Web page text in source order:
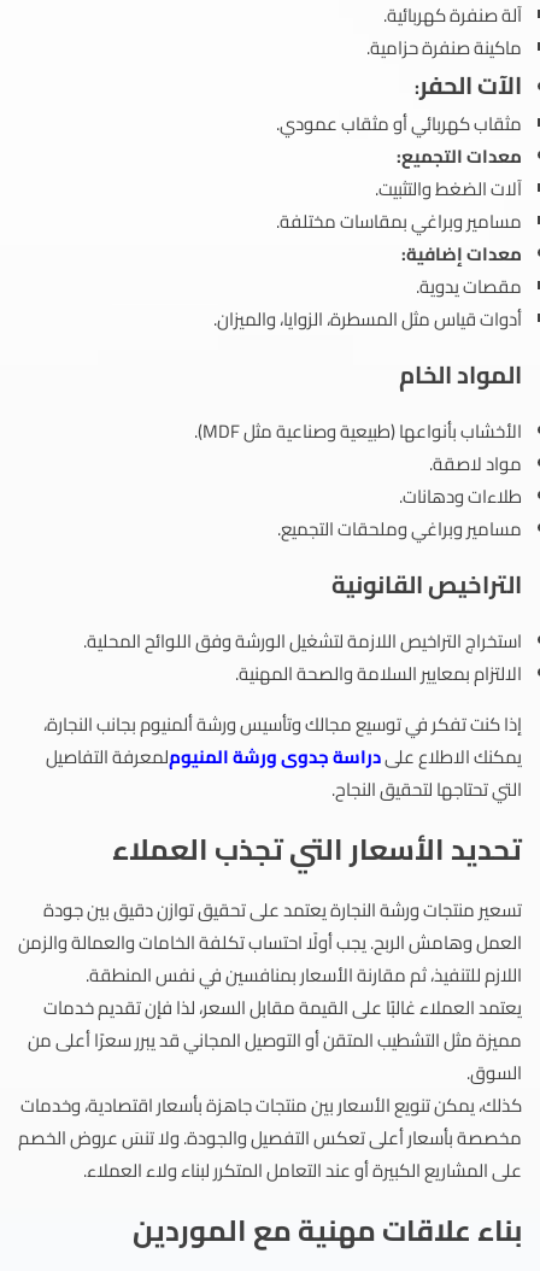
آلة صنفرة كهربائية.
ماكينة صنفرة حزامية.
الآت الحفر:
مثقاب كهربائي أو مثقاب عمودي.
معدات التجميع:
آلات الضغط والتثبيت.
مسامير وبراغي بمقاسات مختلفة.
معدات إضافية:
مقصات يدوية.
أدوات قياس مثل المسطرة، الزوايا، والميزان.
الموادالخام
الأخشاب بأنواعها (طبيعية وصناعية مثل MDF).
مواد لاصقة.
طلاءات ودهانات.
مسامير وبراغي وملحقات التجميع.
التراخيص القانونية
استخراج التراخيص اللازمة لتشغيل الورشة وفق اللوائح المحلية.
الالتزام بمعايير السلامة والصحة المهنية.
إذا كنت تفكر في توسيع مجالك وتأسيس ورشة ألمنيوم بجانب النجارة،
يمكنك الاطلاع علىدراسة جدوى ورشة المنيوملمعرفة التفاصيل
التي تحتاجها لتحقيق النجاح.
تحديد الأسعار التي تجذب العملاء
تسعير منتجات ورشة النجارة يعتمد على تحقيق توازن دقيق بين جودة
العمل وهامش الربح. يجب أولًا احتساب تكلفة الخامات والعمالة والزمن
اللازم للتنفيذ، ثم مقارنة الأسعار بمنافسين في نفس المنطقة.
يعتمد العملاء غالبًا على القيمة مقابل السعر، لذا فإن تقديم خدمات
مميزة مثل التشطيب المتقن أو التوصيل المجاني قد يبرر سعرًا أعلى من
السوق.
كذلك، يمكن تنويع الأسعار بين منتجات جاهزة بأسعار اقتصادية، وخدمات
مخصصة بأسعار أعلى تعكس التفصيل والجودة. ولا تنسَ عروض الخصم
على المشاريع الكبيرة أو عند التعامل المتكرر لبناء ولاء العملاء.
بناء علاقات مهنية مع الموردين